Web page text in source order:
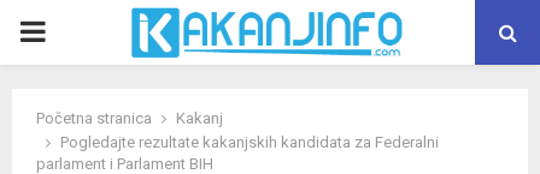
PRIMARY
Početna stranica
Kakanj
Pogledajte rezultate kakanjskih kandidata za Federalni
parlament i Parlament BIH